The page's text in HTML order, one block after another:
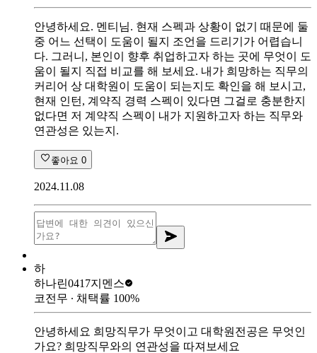
안녕하세요. 멘티님. 현재 스펙과 상황이 없기 때문에 둘
중 어느 선택이 도움이 될지 조언을 드리기가 어렵습니
다. 그러니, 본인이 향후 취업하고자 하는 곳에 무엇이 도
움이 될지 직접 비교를 해 보세요. 내가 희망하는 직무의
커리어 상 대학원이 도움이 되는지도 확인을 해 보시고,
현재 인턴, 계약직 경력 스펙이 있다면 그걸로 충분한지
없다면 저 계약직 스펙이 내가 지원하고자 하는 직무와
연관성은 있는지.
좋아요 0
2024.11.08
하
하나린0417지멘스
코전무 ∙ 채택률 100%
안녕하세요 희망직무가 무엇이고 대학원전공은 무엇인
가요? 희망직무와의 연관성을 따져보세요